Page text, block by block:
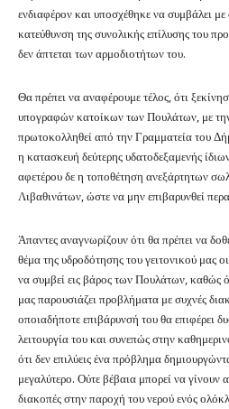
ενδιαφέρον και υποσχέθηκε να συμβάλει
κατεύθυνση της συνολικής επίλυσης του
δεν άπτεται των αρμοδιοτήτων του.
Θα πρέπει να αναφέρουμε τέλος, ότι
υπογραφών κατοίκων των Πουλάτων, με την
πρωτοκολληθεί από την Γραμματεία του
η κατασκευή δεύτερης υδατοδεξαμενής
αφετέρου δε η τοποθέτηση ανεξάρτητων
Λιβαθινάτων, ώστε να μην επιβαρυνθεί
Άπαντες αναγνωρίζουν ότι θα πρέπει να
θέμα της υδροδότησης του γειτονικού μας
να συμβεί εις βάρος των Πουλάτων, καθώς
μας παρουσιάζει προβλήματα με συχνές
οποιαδήποτε επιβάρυνσή του θα επιφέρει
λειτουργία του και συνεπώς στην
ότι δεν επιλύεις ένα πρόβλημα
μεγαλύτερο. Ούτε βέβαια μπορεί να γίνουν
διακοπές στην παροχή του νερού ενός